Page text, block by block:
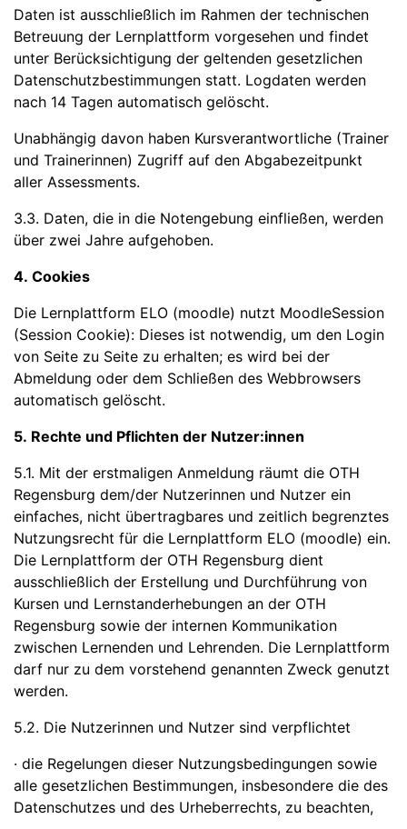
Daten ist ausschließlich im Rahmen der technischen
Betreuung der Lernplattform vorgesehen und findet
unter Berücksichtigung der geltenden gesetzlichen
Datenschutzbestimmungen statt. Logdaten werden
nach 14 Tagen automatisch gelöscht.
Unabhängig davon haben Kursverantwortliche (Trainer
und Trainerinnen) Zugriff auf den Abgabezeitpunkt
aller Assessments.
3.3. Daten, die in die Notengebung einfließen, werden
über zwei Jahre aufgehoben.
4. Cookies
Die Lernplattform ELO (moodle) nutzt MoodleSession
(Session Cookie): Dieses ist notwendig, um den Login
von Seite zu Seite zu erhalten; es wird bei der
Abmeldung oder dem Schließen des Webbrowsers
automatisch gelöscht.
5. Rechte und Pflichten der Nutzer:innen
5.1. Mit der erstmaligen Anmeldung räumt die OTH
Regensburg dem/der Nutzerinnen und Nutzer ein
einfaches, nicht übertragbares und zeitlich begrenztes
Nutzungsrecht für die Lernplattform ELO (moodle) ein.
Die Lernplattform der OTH Regensburg dient
ausschließlich der Erstellung und Durchführung von
Kursen und Lernstanderhebungen an der OTH
Regensburg sowie der internen Kommunikation
zwischen Lernenden und Lehrenden. Die Lernplattform
darf nur zu dem vorstehend genannten Zweck genutzt
werden.
5.2. Die Nutzerinnen und Nutzer sind verpflichtet
· die Regelungen dieser Nutzungsbedingungen sowie
alle gesetzlichen Bestimmungen, insbesondere die des
Datenschutzes und des Urheberrechts, zu beachten,